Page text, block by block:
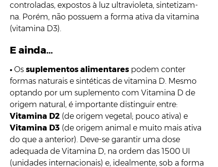
controladas, expostos à luz ultravioleta, sintetizam-
na. Porém, não possuem a forma ativa da vitamina
(vitamina D3).
E ainda…
• Os suplementos alimentares podem conter
formas naturais e sintéticas de vitamina D. Mesmo
optando por um suplemento com Vitamina D de
origem natural, é importante distinguir entre:
Vitamina D2 (de origem vegetal; pouco ativa) e
Vitamina D3 (de origem animal e muito mais ativa
do que a anterior). Deve-se garantir uma dose
adequada de Vitamina D, na ordem das 1500 UI
(unidades internacionais) e, idealmente, sob a forma